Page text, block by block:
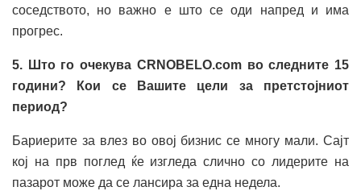
соседството, но важно е што се оди напред и има
прогрес.
5. Што го очекува CRNOBELO.comво следните 15
години? Кои се Вашите цели за претстојниот
период?
Бариерите за влез во овој бизнис се многу мали. Сајт
кој на прв поглед ќе изгледа слично со лидерите на
пазарот може да се лансира за една недела.